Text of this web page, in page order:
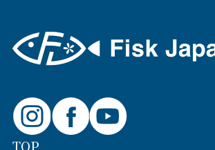
TOP